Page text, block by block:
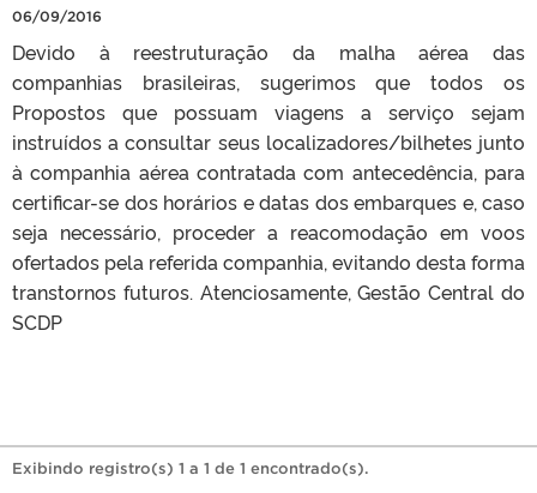
06/09/2016
Devido à reestruturação da malha aérea das
companhias brasileiras, sugerimos que todos os
Propostos que possuam viagens a serviço sejam
instruídos a consultar seus localizadores/bilhetes junto
à companhia aérea contratada com antecedência, para
certificar-se dos horários e datas dos embarques e, caso
seja necessário, proceder a reacomodação em voos
ofertados pela referida companhia, evitando desta forma
transtornos futuros. Atenciosamente, Gestão Central do
SCDP
Exibindo registro(s) 1 a 1 de 1 encontrado(s).